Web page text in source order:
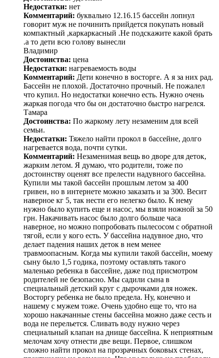
Недостатки: нет
Комментарий: буквально 12.16.15 бассейн лопнул
говорит муж не починить прийдется покупать новый
компактный ,каркаркасный .Не подскажите какой брать
.а то дети всю голову вынесли
Владимир
Достоинства: цена
Недостатки: нагреваемость воды
Комментарий: Дети конечно в восторге. А я за них рад.
Бассейн не плохой. Достаточно прочный. Не пожалел
что купил. Но недостатки конечно есть. Нужно очень
жаркая погода что бы он достаточно быстро нагрелся.
Тамара
Достоинства: По жаркому лету незаменим для всей
семьи.
Недостатки: Тяжело найти прокол в бассейне, долго
нагревается вода, почти сутки.
Комментарий: Незаменимая вещь во дворе для деток,
жарким летом. Я думаю, что родители, тоже по
достоинству оценят все прелести надувного бассейна.
Купили мы такой бассейн прошлым летом за 400
гривен, но в интернете можно заказать и за 300. Весит
наверное кг 5, так нести его нелегко было. К нему
нужно было купить еще и насос, мы взяли ножной за 50
грн. Накачивать насос было долго больше часа
наверное, но можно попробовать пылесосом с обратной
тягой, если у кого есть. У бассейна надувное дно, что
делает падения наших деток в нем менее
травмоопасным. Когда мы купили такой бассейн, моему
сыну было 1,5 годика, поэтому оставлять такого
маленько ребенка в бассейне, даже под присмотром
родителей не безопасно. Мы садили сына в
специальный детский круг с дырочками для ножек.
Восторгу ребенка не было предела. Ну, конечно и
нашему с мужем тоже. Очень удобно еще то, что на
хорошо накачанные стены бассейна можно даже сесть и
вода не перельется. Сливать воду нужно через
специальный клапан на днище бассейна. К неприятным
мелочам хочу отнести две вещи. Первое, слишком
сложно найти прокол на прозрачных боковых стенах,